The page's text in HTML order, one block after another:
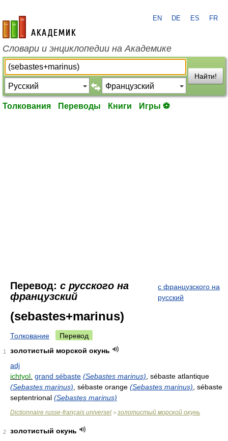
academic.ru
EN DE ES FR
Словари и энциклопедии на Академике
Найти!
Толкования Переводы Книги Игры ⚽
Перевод: с русского на
французский
с французского на
русский
(sebastes+marinus)
Толкование Перевод
1
золотистый морской окунь
adj
ichtyol. grand sébaste (Sebastes marinus) , sébaste atlantique
(Sebastes marinus) , sébaste orange (Sebastes marinus) , sébaste
septentrional (Sebastes marinus)
Dictionnaire russe-français universel > золотистый морской окунь
2
золотистый окунь